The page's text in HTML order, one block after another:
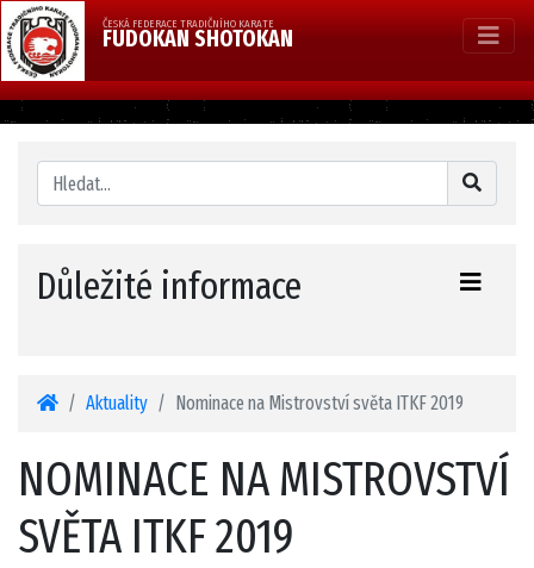
ČESKÁ FEDERACE TRADIČNÍHO KARATE
FUDOKAN SHOTOKAN
Důležité informace
Aktuality Nominace na Mistrovství světa ITKF 2019
NOMINACE NA MISTROVSTVÍ
SVĚTA ITKF 2019